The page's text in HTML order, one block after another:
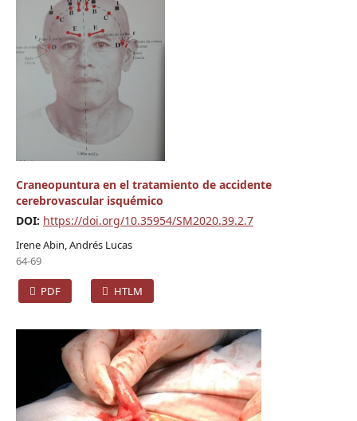
Craneopuntura en el tratamiento de accidente
cerebrovascular isquémico
DOI: https://doi.org/10.35954/SM2020.39.2.7
Irene Abin, Andrés Lucas
64-69
PDF HTLM